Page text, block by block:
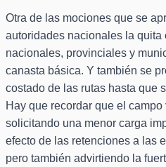
Otra de las mociones que se
autoridades nacionales la quita
nacionales, provinciales y
canasta básica. Y también se
costado de las rutas hasta que
Hay que recordar que el
solicitando una menor carga
efecto de las retenciones a las
pero también advirtiendo la